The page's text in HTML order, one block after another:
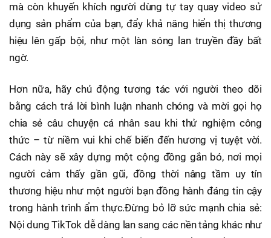
mà còn khuyến khích người dùng tự tay quay video sử
dụng sản phẩm của bạn, đẩy khả năng hiển thị thương
hiệu lên gấp bội, như một làn sóng lan truyền đầy bất
ngờ.
Hơn nữa, hãy chủ động tương tác với người theo dõi
bằng cách trả lời bình luận nhanh chóng và mời gọi họ
chia sẻ câu chuyện cá nhân sau khi thử nghiệm công
thức – từ niềm vui khi chế biến đến hương vị tuyệt vời.
Cách này sẽ xây dựng một cộng đồng gắn bó, nơi mọi
người cảm thấy gần gũi, đồng thời nâng tầm uy tín
thương hiệu như một người bạn đồng hành đáng tin cậy
trong hành trình ẩm thực.Đừng bỏ lỡ sức mạnh chia sẻ:
Nội dung TikTok dễ dàng lan sang các nền tảng khác như